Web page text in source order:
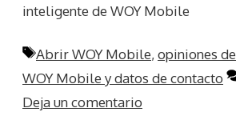
inteligente de WOY Mobile
Etiquetas
Abrir WOY Mobile, opiniones de
WOY Mobile y datos de contacto
Deja un comentario